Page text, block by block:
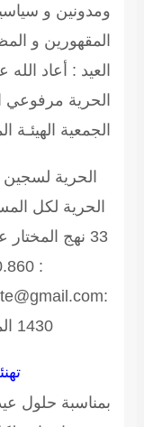
ومدونين و
المقهورين و
العيد : أعاد
الحرية
الجمعية الهيئـة
الحرية لسجين
الحرية لكل
1430 الموافق ل 19 سبتمبر 2009
بمناسبة حلول